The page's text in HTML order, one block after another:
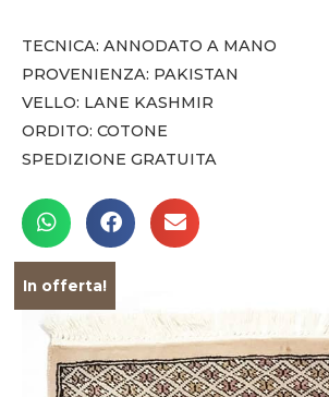
TECNICA: ANNODATO A MANO
PROVENIENZA: PAKISTAN
VELLO: LANE KASHMIR
ORDITO: COTONE
SPEDIZIONE GRATUITA
In offerta!